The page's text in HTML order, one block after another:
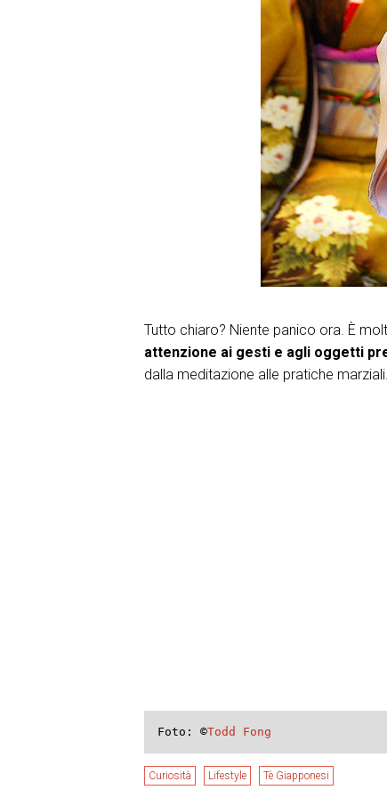
Tutto chiaro? Niente panico ora. È
attenzione ai gesti e agli oggetti
dalla meditazione alle pratiche
Foto: ©Todd Fong
Curiosità Lifestyle Tè Giapponesi